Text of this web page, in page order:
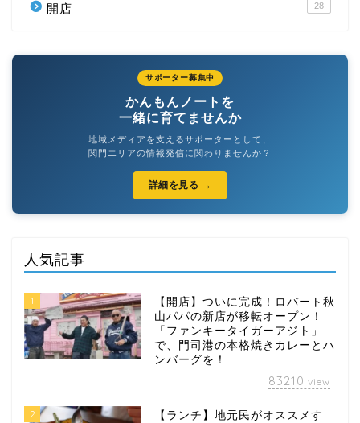
開店 28
サポーター募集中
かんもんノートを
一緒に育てませんか
地域メディアを支えるサポーターとして、
関門エリアの情報発信に関わりませんか？
詳細を見る →
人気記事
1
【開店】ついに完成！ロバート秋
山パパの新店が移転オープン！
「ファンキータイガーアジト」
で、門司港の本格焼きカレーとハ
ンバーグを！
83210 view
2
【ランチ】地元民がオススメす